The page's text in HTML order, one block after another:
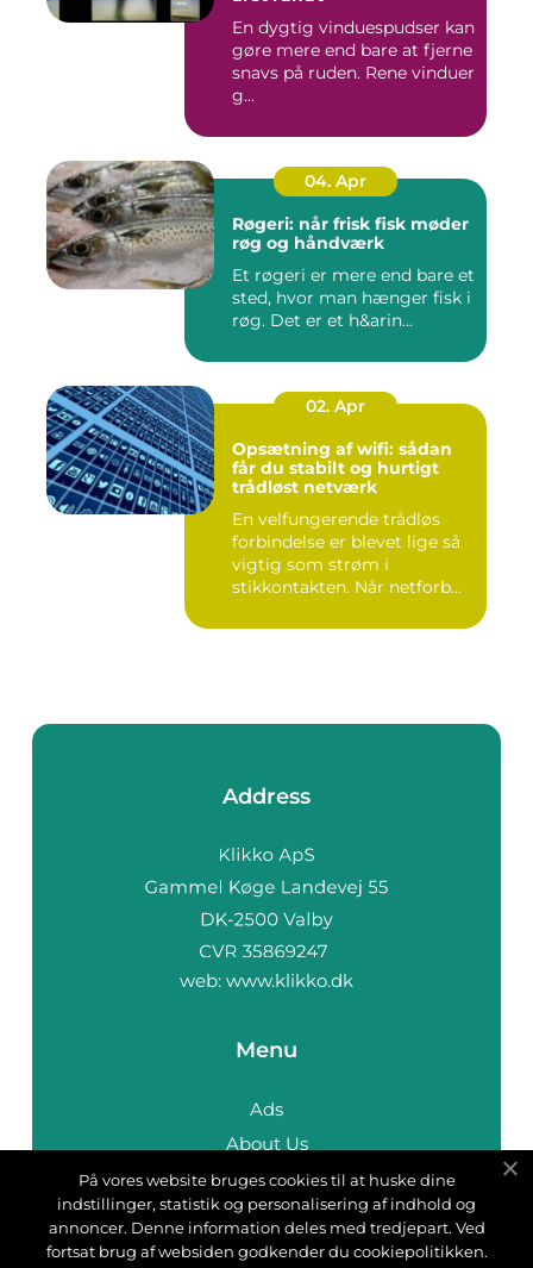
En dygtig vinduespudser kan
gøre mere end bare at fjerne
snavs på ruden. Rene vinduer
g...
04. Apr
Røgeri: når frisk fisk møder
røg og håndværk
Et røgeri er mere end bare et
sted, hvor man hænger fisk i
røg. Det er et h&arin...
02. Apr
Opsætning af wifi: sådan
får du stabilt og hurtigt
trådløst netværk
En velfungerende trådløs
forbindelse er blevet lige så
vigtig som strøm i
stikkontakten. Når netforb...
Address
web: www.klikko.dk
Menu
Ads
About Us
Cookies
Contact
Sitemap
På vores website bruges cookies til at huske dine
indstillinger, statistik og personalisering af indhold og
annoncer. Denne information deles med tredjepart. Ved
fortsat brug af websiden godkender du cookiepolitikken.